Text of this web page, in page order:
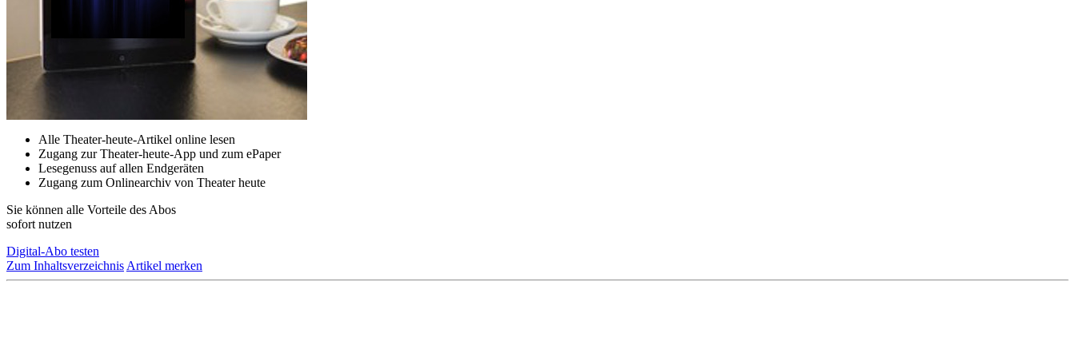
Alle Theater-heute-Artikel online lesen
Zugang zur Theater-heute-App und zum ePaper
Lesegenuss auf allen Endgeräten
Zugang zum Onlinearchiv von Theater heute
Sie können alle Vorteile des Abos
sofort nutzen
Digital-Abo testen
Zum Inhaltsverzeichnis Artikel merken